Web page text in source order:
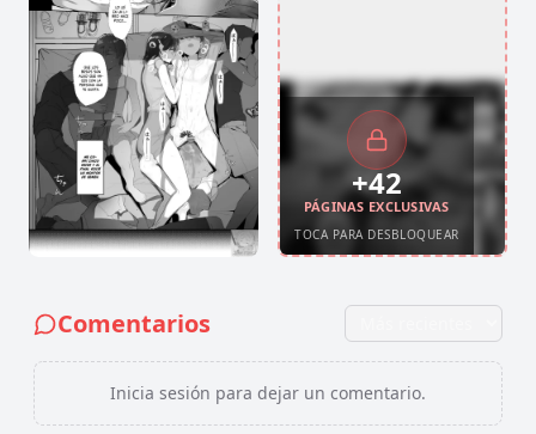
+42
PÁGINAS EXCLUSIVAS
TOCA PARA DESBLOQUEAR
Comentarios
Inicia sesión para dejar un comentario.